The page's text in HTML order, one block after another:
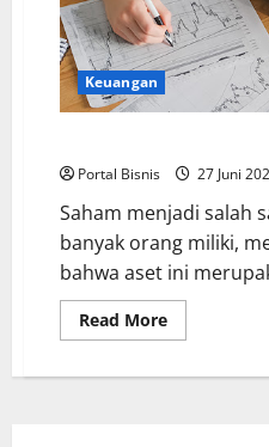
Keuangan
Portal Bisnis 27 Juni
Saham menjadi salah
banyak orang miliki,
bahwa aset ini
Read More